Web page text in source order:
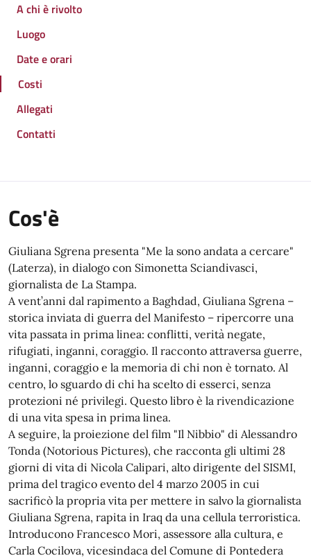
A chi è rivolto
Luogo
Date e orari
Costi
Allegati
Contatti
Cos'è
Giuliana Sgrena presenta "Me la sono andata a cercare"
(Laterza), in dialogo con Simonetta Sciandivasci,
giornalista de La Stampa.
A vent’anni dal rapimento a Baghdad, Giuliana Sgrena –
storica inviata di guerra del Manifesto – ripercorre una
vita passata in prima linea: conflitti, verità negate,
rifugiati, inganni, coraggio. Il racconto attraversa guerre,
inganni, coraggio e la memoria di chi non è tornato. Al
centro, lo sguardo di chi ha scelto di esserci, senza
protezioni né privilegi. Questo libro è la rivendicazione
di una vita spesa in prima linea.
A seguire, la proiezione del film "Il Nibbio" di Alessandro
Tonda (Notorious Pictures), che racconta gli ultimi 28
giorni di vita di Nicola Calipari, alto dirigente del SISMI,
prima del tragico evento del 4 marzo 2005 in cui
sacrificò la propria vita per mettere in salvo la giornalista
Giuliana Sgrena, rapita in Iraq da una cellula terroristica.
Introducono Francesco Mori, assessore alla cultura, e
Carla Cocilova, vicesindaca del Comune di Pontedera